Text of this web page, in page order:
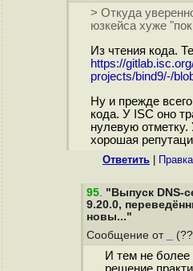
> Откуда
юзкейса хуже
Из чтения кода.
https://
projects/bind9/-/
Ну и прежде
кода. У ISC оно
нулевую отметку.
хорошая
Ответить Правка
95. "Выпуск DNS-
9.20.0,
новы..."
Сообщение от
И тем не более